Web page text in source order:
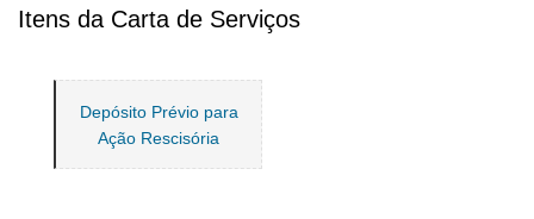
Itens da Carta de Serviços
Depósito Prévio para
Ação Rescisória